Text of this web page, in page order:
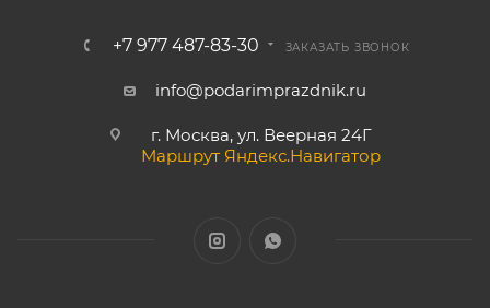
+7 977 487-83-30 ЗАКАЗАТЬ ЗВОНОК
info@podarimprazdnik.ru
г. Москва, ул. Веерная 24Г
Маршрут Яндекс.Навигатор